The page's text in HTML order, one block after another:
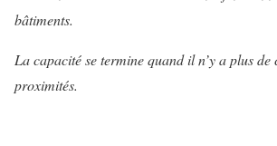
bâtiments.
La capacité se termine quand il n’y a plus de
proximités.